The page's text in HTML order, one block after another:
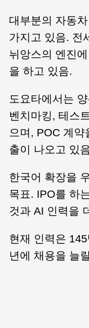
대부분의 자동
가지고 있음. 전
뉘앙스의 엔진
을 하고 있음.
도요타에서는
벤치마킹, 테스
으며, POC 계약
출이 나오고 있
한국어 확장을
목표. IPO를 하
것과 AI 인력을
현재 인력은
년에 채용을 늘